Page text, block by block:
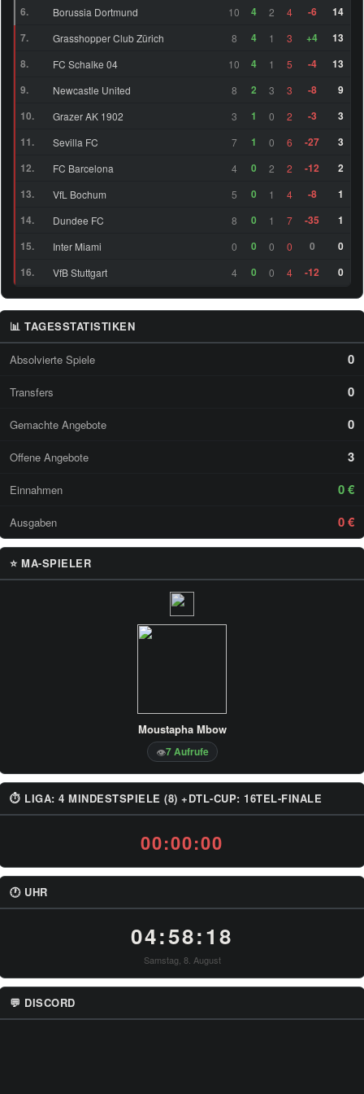
ZOM Martín Ojeda (27) 76
Claudio Mendes Vicente
RM Oliver Antman (24) 73
LF Yudong Wang (19) 64
6.
Borussia Dortmund 10 4 2 4 -6
14
7.
Grasshopper Club Zürich 8 4 1 3 +4
13
8.
FC Schalke 04 10 4 1 5 -4
13
9.
Newcastle United 8 2 3 3 -8
9
10.
Grazer AK 1902 3 1 0 2 -3
3
11.
Sevilla FC 7 1 0 6 -27
3
12.
FC Barcelona 4 0 2 2 -12
2
13.
VfL Bochum 5 0 1 4 -8
1
14.
Dundee FC 8 0 1 7 -35
1
15.
Inter Miami 0 0 0 0 0
0
16.
VfB Stuttgart 4 0 0 4 -12 0
📊 TAGESSTATISTIKEN
Absolvierte Spiele 0
Transfers 0
Gemachte Angebote 0
Offene Angebote 3
Einnahmen 0 €
Ausgaben 0 €
⭐ MA-SPIELER
Moustapha Mbow
👁7 Aufrufe
⏱ LIGA: 4 MINDESTSPIELE (8) +DTL-CUP: 16TEL-FINALE
00:00:00
🕐 UHR
04:58:18
Samstag, 8. August
💬 DISCORD